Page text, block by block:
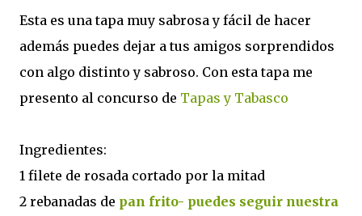
Esta es una tapa muy sabrosa y fácil de hacer
además puedes dejar a tus amigos sorprendidos
con algo distinto y sabroso. Con esta tapa me
presento al concurso de Tapas y Tabasco
Ingredientes:
1 filete de rosada cortado por la mitad
2 rebanadas de pan frito- puedes seguir nuestra